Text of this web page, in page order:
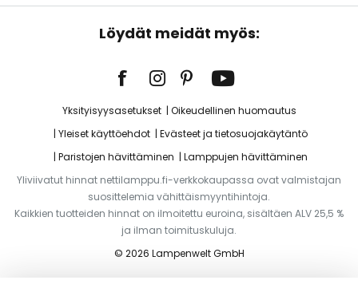
Löydät meidät myös:
Yksityisyysasetukset
Oikeudellinen huomautus
Yleiset käyttöehdot
Evästeet ja tietosuojakäytäntö
Paristojen hävittäminen
Lamppujen hävittäminen
Yliviivatut hinnat nettilamppu.fi-verkkokaupassa ovat valmistajan
suosittelemia vähittäismyyntihintoja.
Kaikkien tuotteiden hinnat on ilmoitettu euroina, sisältäen ALV 25,5 %
ja ilman toimituskuluja.
© 2026 Lampenwelt GmbH